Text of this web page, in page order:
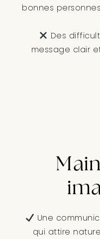
bonnes
Des
message clair
Une
qui attire